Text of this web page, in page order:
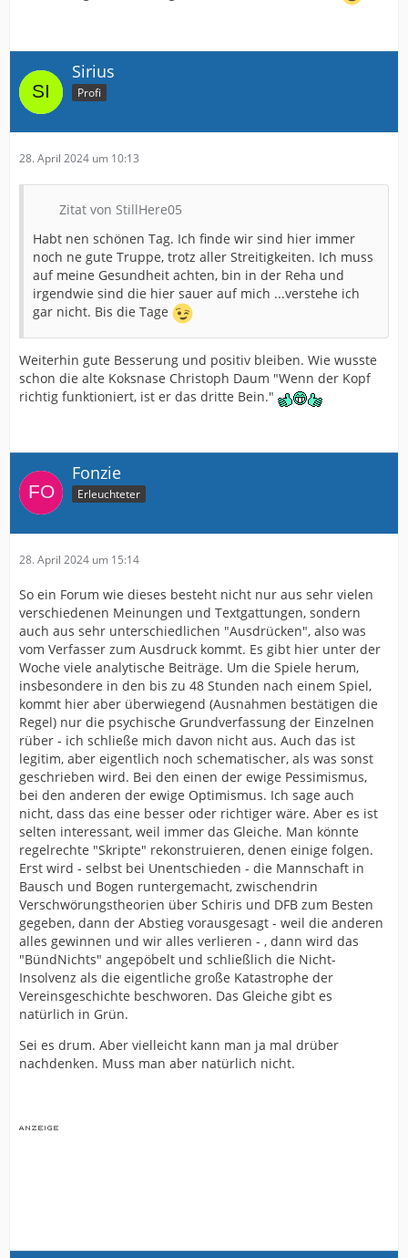
Sirius
Profi
28. April 2024 um 10:13
Zitat von StillHere05
Habt nen schönen Tag. Ich finde wir sind hier immer
noch ne gute Truppe, trotz aller Streitigkeiten. Ich muss
auf meine Gesundheit achten, bin in der Reha und
irgendwie sind die hier sauer auf mich ...verstehe ich
gar nicht. Bis die Tage
Weiterhin gute Besserung und positiv bleiben. Wie wusste
schon die alte Koksnase Christoph Daum "Wenn der Kopf
richtig funktioniert, ist er das dritte Bein."
Fonzie
Erleuchteter
28. April 2024 um 15:14
So ein Forum wie dieses besteht nicht nur aus sehr vielen
verschiedenen Meinungen und Textgattungen, sondern
auch aus sehr unterschiedlichen "Ausdrücken", also was
vom Verfasser zum Ausdruck kommt. Es gibt hier unter der
Woche viele analytische Beiträge. Um die Spiele herum,
insbesondere in den bis zu 48 Stunden nach einem Spiel,
kommt hier aber überwiegend (Ausnahmen bestätigen die
Regel) nur die psychische Grundverfassung der Einzelnen
rüber - ich schließe mich davon nicht aus. Auch das ist
legitim, aber eigentlich noch schematischer, als was sonst
geschrieben wird. Bei den einen der ewige Pessimismus,
bei den anderen der ewige Optimismus. Ich sage auch
nicht, dass das eine besser oder richtiger wäre. Aber es ist
selten interessant, weil immer das Gleiche. Man könnte
regelrechte "Skripte" rekonstruieren, denen einige folgen.
Erst wird - selbst bei Unentschieden - die Mannschaft in
Bausch und Bogen runtergemacht, zwischendrin
Verschwörungstheorien über Schiris und DFB zum Besten
gegeben, dann der Abstieg vorausgesagt - weil die anderen
alles gewinnen und wir alles verlieren - , dann wird das
"BündNichts" angepöbelt und schließlich die Nicht-
Insolvenz als die eigentliche große Katastrophe der
Vereinsgeschichte beschworen. Das Gleiche gibt es
natürlich in Grün.
Sei es drum. Aber vielleicht kann man ja mal drüber
nachdenken. Muss man aber natürlich nicht.